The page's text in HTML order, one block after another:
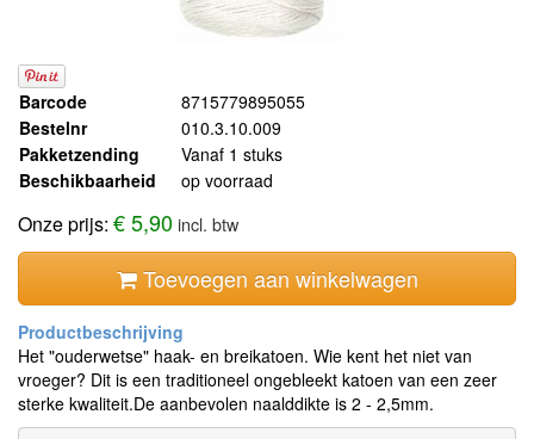
Barcode
8715779895055
Bestelnr
010.3.10.009
Pakketzending
Vanaf 1 stuks
Beschikbaarheid
op voorraad
Onze prijs: € 5,90incl. btw
Toevoegen aan winkelwagen
Het "ouderwetse" haak- en breikatoen. Wie kent het niet van
vroeger? Dit is een traditioneel ongebleekt katoen van een zeer
sterke kwaliteit.De aanbevolen naalddikte is 2 - 2,5mm.